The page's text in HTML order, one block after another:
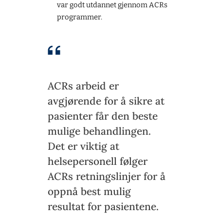
var godt utdannet gjennom ACRs
programmer.
ACRs arbeid er
avgjørende for å sikre at
pasienter får den beste
mulige behandlingen.
Det er viktig at
helsepersonell følger
ACRs retningslinjer for å
oppnå best mulig
resultat for pasientene.